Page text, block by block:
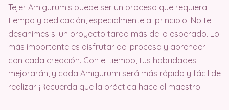
Tejer Amigurumis puede ser un proceso que requiera
tiempo y dedicación, especialmente al principio. No te
desanimes si un proyecto tarda más de lo esperado. Lo
más importante es disfrutar del proceso y aprender
con cada creación. Con el tiempo, tus habilidades
mejorarán, y cada Amigurumi será más rápido y fácil de
realizar. ¡Recuerda que la práctica hace al maestro!